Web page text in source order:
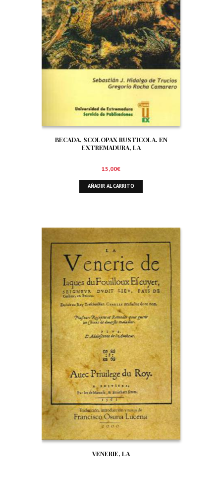
BECADA, SCOLOPAX RUSTICOLA. EN
EXTREMADURA, LA
15,00€
AÑADIR AL CARRITO
VENERIE, LA